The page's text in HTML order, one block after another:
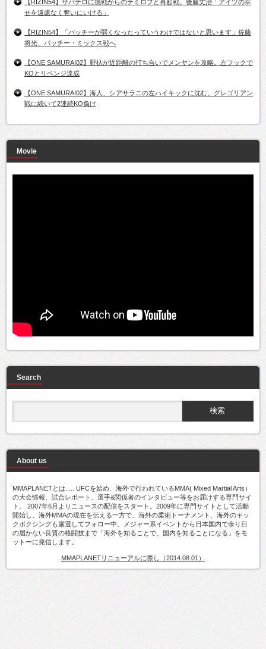
【RIZIN54】サバテロに挑戦からのテミロフと再起戦。後藤丈治「アイツの幸
せを遠慮なく奪いにいける」
【RIZIN54】「パッチーが弱くなったっていうわけではないと思います」佐藤
将光、パッチー・ミックス戦へ
【ONE SAMURAI02】野杁が近距離の打ち合いでメンヤンを攻略。左フックで
KOとリベンジ達成
【ONE SAMURAI02】海人、シアサラニの左ハイキックに沈む。グレゴリアン
戦に続いて2連続KO負け
Movie
Search
About us
MMAPLANETとは..... UFCを始め、海外で行われているMMA( Mixed Martial Arts）
の大会情報、試合レポート、選手&関係者のインタビュー等をお届けする専門サイ
ト。 2007年6月よりニュースの配信をスタート。2009年に専門サイトとして活動
開始し、海外MMAの現在を伝える一方で、海外の柔術トーナメント、海外のキッ
クボクシングも厳選してフォロー中。メジャー系イベントから日本国内で余り目
の届かない良質の格闘技まで「海外を知ることで、国内を知ることになる」をモ
ットーに発信します。
MMAPLANETリニューアルに際し（2014.08.01）